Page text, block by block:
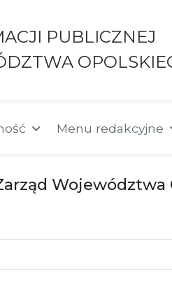
PUBLICZNEJ
Menu redakcyjne